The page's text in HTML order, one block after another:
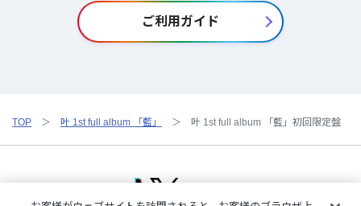
ご利用ガイド
TOP 叶 1st full album 「藍」 叶 1st full album 「藍」初回限定盤